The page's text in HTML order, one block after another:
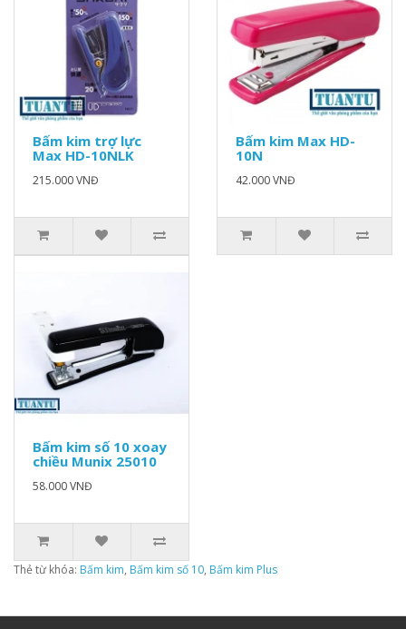
Bấm kim trợ lực
Max HD-10NLK
215.000 VNĐ
Bấm kim Max HD-
10N
42.000 VNĐ
Bấm kim số 10 xoay
chiều Munix 25010
58.000 VNĐ
Thẻ từ khóa: Bấm kim, Bấm kim số 10, Bấm kim Plus